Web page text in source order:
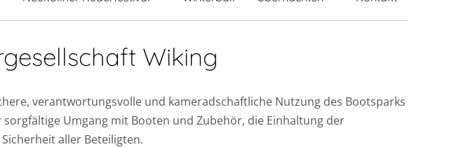
Wiking
verantwortungsvolle und kameradschaftliche Nutzung des Bootsparks
Umgang mit Booten und Zubehör, die Einhaltung der
aller Beteiligten.